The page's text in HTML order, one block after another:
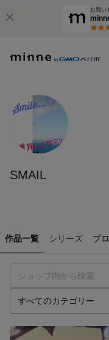
お買い
SMAIL
作品一覧 シリーズ プ